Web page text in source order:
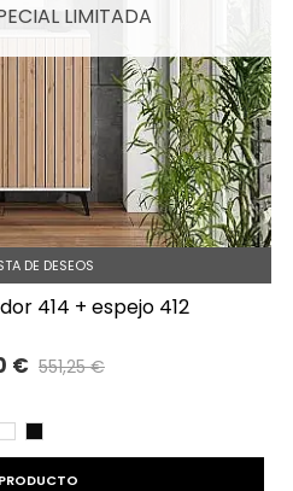
DE DESEOS
LIMITADA
414 + espejo 412
€ 551,25 €
BLANCO
NEGRO